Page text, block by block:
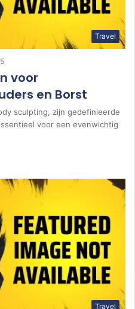
Travel
5
voor
en Borst
sculpting, zijn gedefinieerde
voor een evenwichtig
Travel